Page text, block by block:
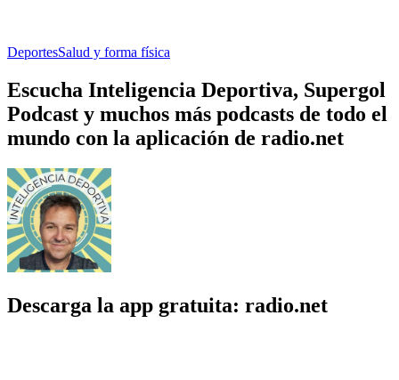
DeportesSalud y forma física
Escucha Inteligencia Deportiva, Supergol
Podcast y muchos más podcasts de todo el
mundo con la aplicación de radio.net
Descarga la app gratuita: radio.net